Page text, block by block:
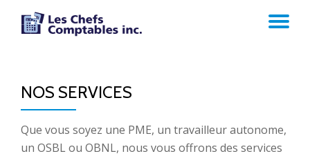
NOS SERVICES
Que vous soyez une PME, un travailleur autonome,
un OSBL ou OBNL, nous vous offrons des services